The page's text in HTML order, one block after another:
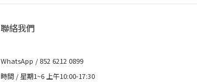
聯絡我們
WhatsApp / 852 6212 0899
時間 / 星期1~6 上午10:00-17:30